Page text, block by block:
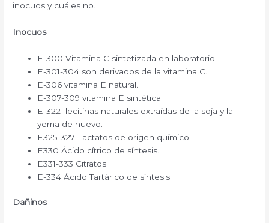
inocuos y cuáles no.
Inocuos
E-300 Vitamina C sintetizada en laboratorio.
E-301-304 son derivados de la vitamina C.
E-306 vitamina E natural.
E-307-309 vitamina E sintética.
E-322 lecitinas naturales extraídas de la soja y la
yema de huevo.
E325-327 Lactatos de origen químico.
E330 Ácido cítrico de síntesis.
E331-333 Citratos
E-334 Ácido Tartárico de síntesis
Dañinos